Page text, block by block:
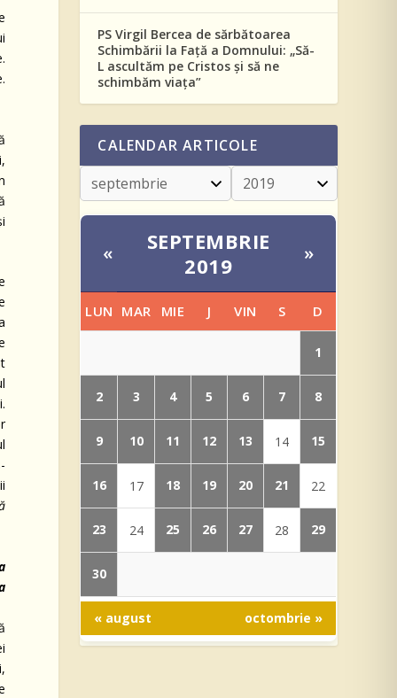
PS Virgil Bercea de sărbătoarea
Schimbării la Față a Domnului: „Să-
L ascultăm pe Cristos și să ne
schimbăm viața”
CALENDAR ARTICOLE
«
SEPTEMBRIE
2019
»
LUN MAR MIE J VIN S D
1
2 3 4 5 6 7 8
9 10 11 12 13 14 15
16 17 18 19 20 21 22
23 24 25 26 27 28 29
30
« august octombrie »